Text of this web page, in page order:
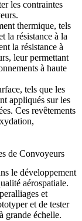
les contraintes
.
thermique, tels
la résistance à la
la résistance à
leur permettant
à haute
, tels que les
appliqués sur les
Ces revêtements
de Convoyeurs
le développement
aérospatiale.
et
et de tester
grande échelle.